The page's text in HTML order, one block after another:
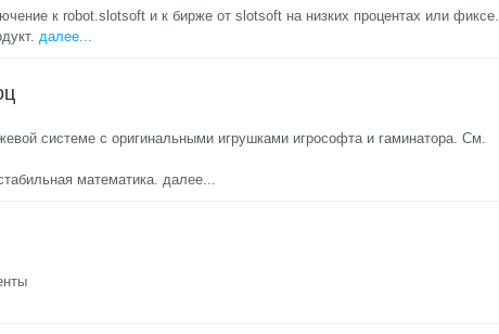
к robot.slotsoft и к бирже от slotsoft на низких процентах или фиксе.
далее...
системе с оригинальными игрушками игрософта и гаминатора. См.
математика.далее...